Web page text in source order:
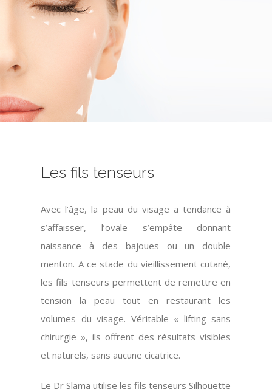
Les fils tenseurs
Avec l’âge, la peau du visage a tendance à
s’affaisser, l’ovale s’empâte donnant
naissance à des bajoues ou un double
menton. A ce stade du vieillissement cutané,
les fils tenseurs permettent de remettre en
tension la peau tout en restaurant les
volumes du visage. Véritable « lifting sans
chirurgie », ils offrent des résultats visibles
et naturels, sans aucune cicatrice.
Le Dr Slama utilise les fils tenseurs Silhouette